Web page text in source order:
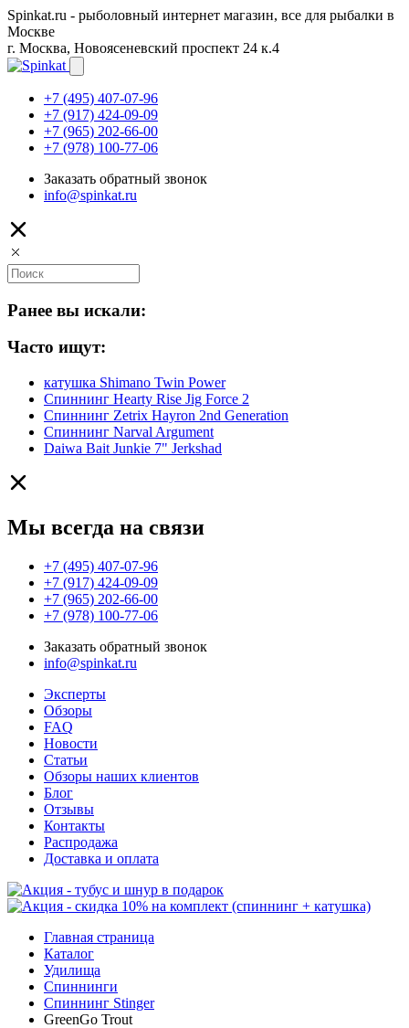
Spinkat.ru - рыболовный интернет магазин, все для рыбалки в
Москве
г. Москва, Новоясеневский проспект 24 к.4
+7 (495) 407-07-96
+7 (917) 424-09-09
+7 (965) 202-66-00
+7 (978) 100-77-06
Заказать обратный звонок
info@spinkat.ru
Ранее вы искали:
Часто ищут:
катушка Shimano Twin Power
Спиннинг Hearty Rise Jig Force 2
Спиннинг Zetrix Hayron 2nd Generation
Спиннинг Narval Argument
Daiwa Bait Junkie 7" Jerkshad
Мы всегда на связи
+7 (495) 407-07-96
+7 (917) 424-09-09
+7 (965) 202-66-00
+7 (978) 100-77-06
Заказать обратный звонок
info@spinkat.ru
Эксперты
Обзоры
FAQ
Новости
Статьи
Обзоры наших клиентов
Блог
Отзывы
Контакты
Распродажа
Доставка и оплата
Главная страница
Каталог
Удилища
Спиннинги
Спиннинг Stinger
GreenGo Trout